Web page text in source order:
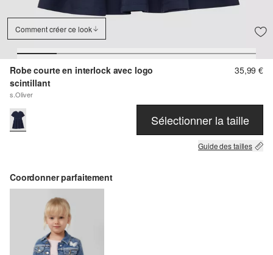
Comment créer ce look
Robe courte en interlock avec logo
scintillant
s.Oliver
35,99 €
Sélectionner la taille
Guide des tailles
Coordonner parfaitement